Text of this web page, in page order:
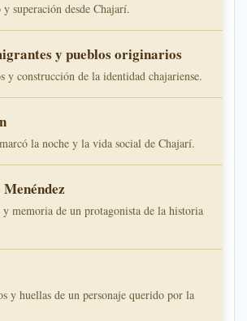
superación desde Chajarí.
y pueblos originarios
y construcción de la identidad chajariense.
la noche y la vida social de Chajarí.
memoria de un protagonista de la historia
y huellas de un personaje querido por la